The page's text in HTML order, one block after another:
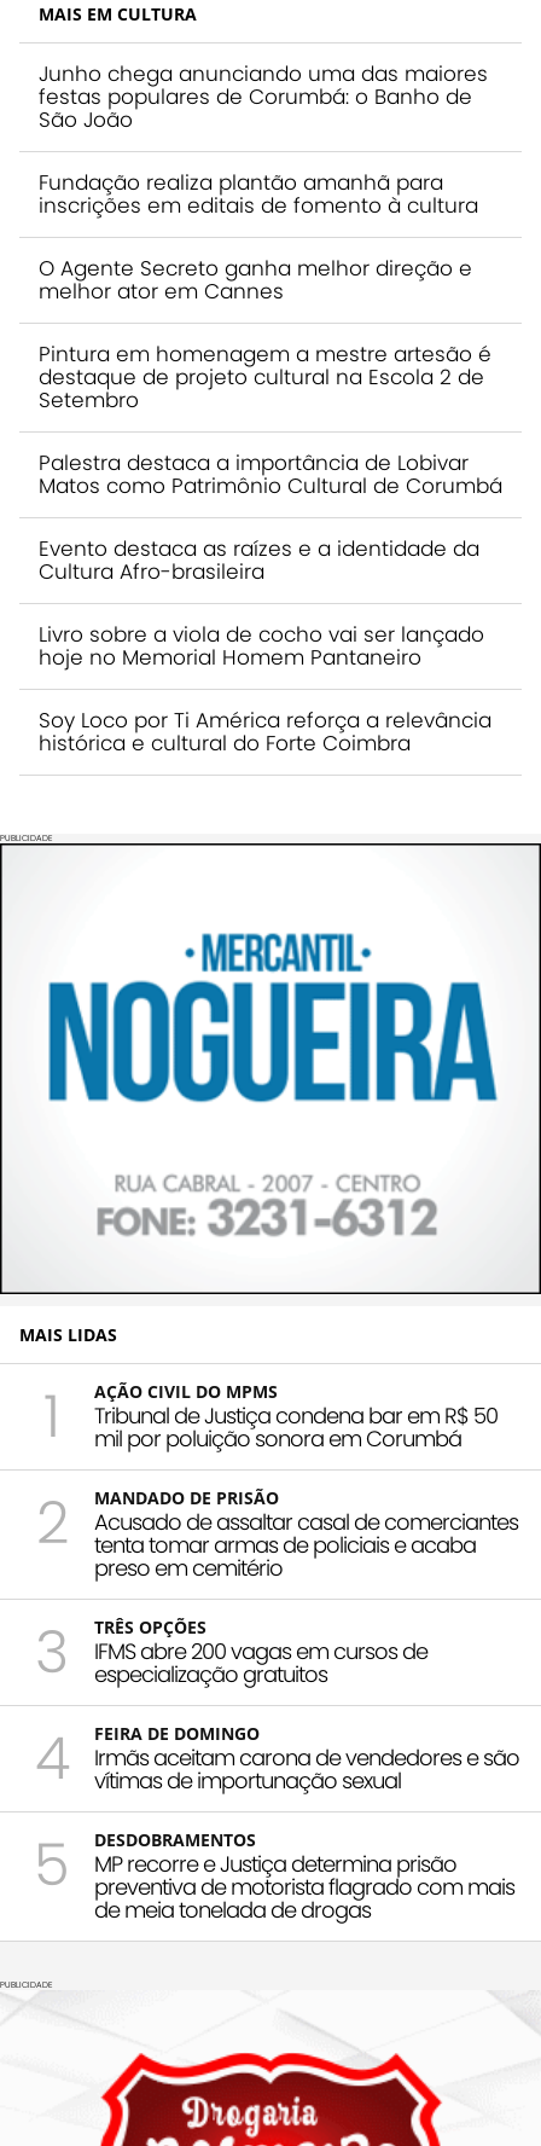
MAIS EM CULTURA
Junho chega anunciando uma das maiores
festas populares de Corumbá: o Banho de
São João
Fundação realiza plantão amanhã para
inscrições em editais de fomento à cultura
O Agente Secreto ganha melhor direção e
melhor ator em Cannes
Pintura em homenagem a mestre artesão é
destaque de projeto cultural na Escola 2 de
Setembro
Palestra destaca a importância de Lobivar
Matos como Patrimônio Cultural de Corumbá
Evento destaca as raízes e a identidade da
Cultura Afro-brasileira
Livro sobre a viola de cocho vai ser lançado
hoje no Memorial Homem Pantaneiro
Soy Loco por Ti América reforça a relevância
histórica e cultural do Forte Coimbra
PUBLICIDADE
MAIS LIDAS
1 AÇÃO CIVIL DO MPMS
Tribunal de Justiça condena bar em R$ 50
mil por poluição sonora em Corumbá
2 MANDADO DE PRISÃO
Acusado de assaltar casal de comerciantes
tenta tomar armas de policiais e acaba
preso em cemitério
3 TRÊS OPÇÕES
IFMS abre 200 vagas em cursos de
especialização gratuitos
4 FEIRA DE DOMINGO
Irmãs aceitam carona de vendedores e são
vítimas de importunação sexual
5 DESDOBRAMENTOS
MP recorre e Justiça determina prisão
preventiva de motorista flagrado com mais
de meia tonelada de drogas
PUBLICIDADE